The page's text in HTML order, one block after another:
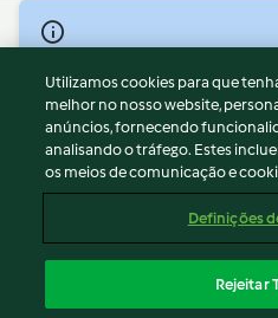
© Copyright 2026
Termos de Utilização
Aviso sobre Proteção de Dados
Aviso
Apoio legal
Conteúdo do relatório
Declaração de acessibilidade
Utilizamos cookies para que
melhor no nosso website,
anúncios, fornecendo
analisando o tráfego. Estes
os meios de comunicação e
Definições
Rejeitar